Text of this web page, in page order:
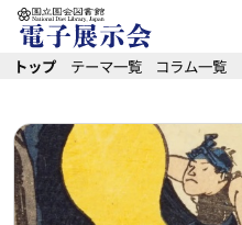
本文へ移動
トップ テーマ一覧 コラム一覧